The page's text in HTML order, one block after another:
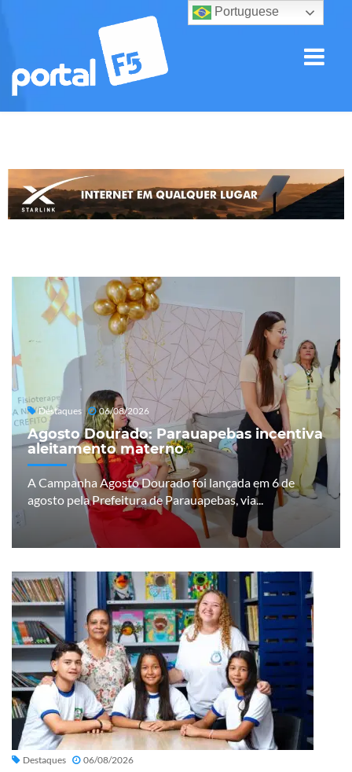
Destaques 06/08/2026
Agosto Dourado: Parauapebas incentiva
aleitamento materno
A Campanha Agosto Dourado foi lançada em 6 de
agosto pela Prefeitura de Parauapebas, via...
Destaques 06/08/2026
Portuguese